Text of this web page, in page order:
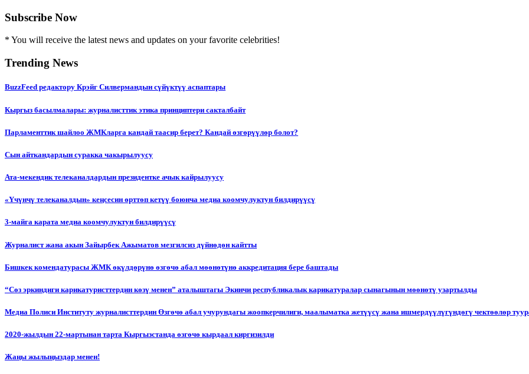
Subscribe Now
* You will receive the latest news and updates on your favorite celebrities!
Trending News
BuzzFeed редактору Крэйг Силвермандын сүйүктүү аспаптары
Кыргыз басылмалары: журналисттик этика принциптери сакталбайт
Парламенттик шайлоо ЖМКларга кандай таасир берет? Кандай өзгөрүүлөр болот?
Сын айткандардын суракка чакырылуусу
Ата-мекендик телеканалдардын президентке ачык кайрылуусу
«Үчүнчү телеканалдын» кеңсесин өрттөп кетүү боюнча медиа коомчулуктун билдирүүсү
3-майга карата медиа коомчулуктун билдирүүсү
Журналист жана акын Зайырбек Ажыматов мезгилсиз дүйнөдөн кайтты
Бишкек комендатурасы ЖМК өкүлдөрүнө өзгөчө абал мөөнөтүнө аккредитация бере баштады
“Сөз эркиндиги карикатуристтердин көзү менен” аталыштагы Экинчи республикалык карикатуралар сынагынын мөөнөтү узартылды
Медиа Полиси Институту журналисттердин Өзгөчө абал учурундагы жоопкерчилиги, маалыматка жетүүсү жана ишмердүүлүгүндөгү чектөөлөр
2020-жылдын 22-мартынан тарта Кыргызстанда өзгөчө кырдаал киргизилди
Жаңы жылыңыздар менен!